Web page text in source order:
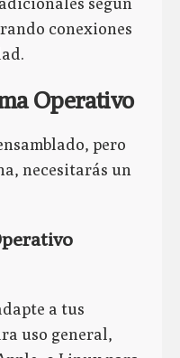
conexiones
Operativo
pero
necesitarás un
a tus
uso general,